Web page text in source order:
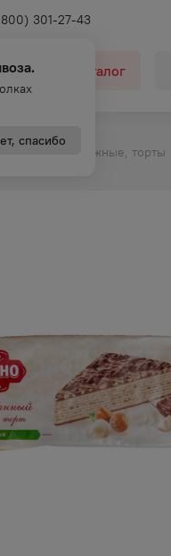
301-27-43
Каталог
спасибо
Бисквитные пирожные, торты